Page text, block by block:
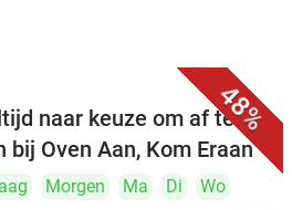
48%
naar keuze om af te
bij Oven Aan, Kom Eraan
Morgen Ma Di
Wo